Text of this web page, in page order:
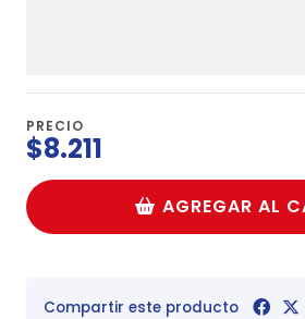
PRECIO
$8.211
AGREGAR AL
Compartir este producto